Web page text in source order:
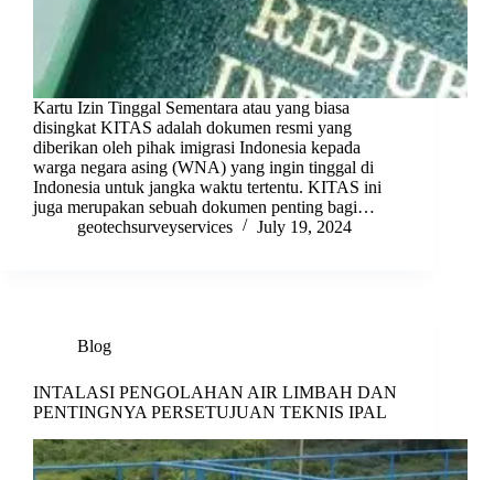
Kartu Izin Tinggal Sementara atau yang biasa
disingkat KITAS adalah dokumen resmi yang
diberikan oleh pihak imigrasi Indonesia kepada
warga negara asing (WNA) yang ingin tinggal di
Indonesia untuk jangka waktu tertentu. KITAS ini
juga merupakan sebuah dokumen penting bagi…
geotechsurveyservices
July 19, 2024
Blog
INTALASI PENGOLAHAN AIR LIMBAH DAN
PENTINGNYA PERSETUJUAN TEKNIS IPAL